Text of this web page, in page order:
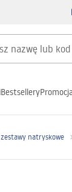
Bestsellery
natryskowe